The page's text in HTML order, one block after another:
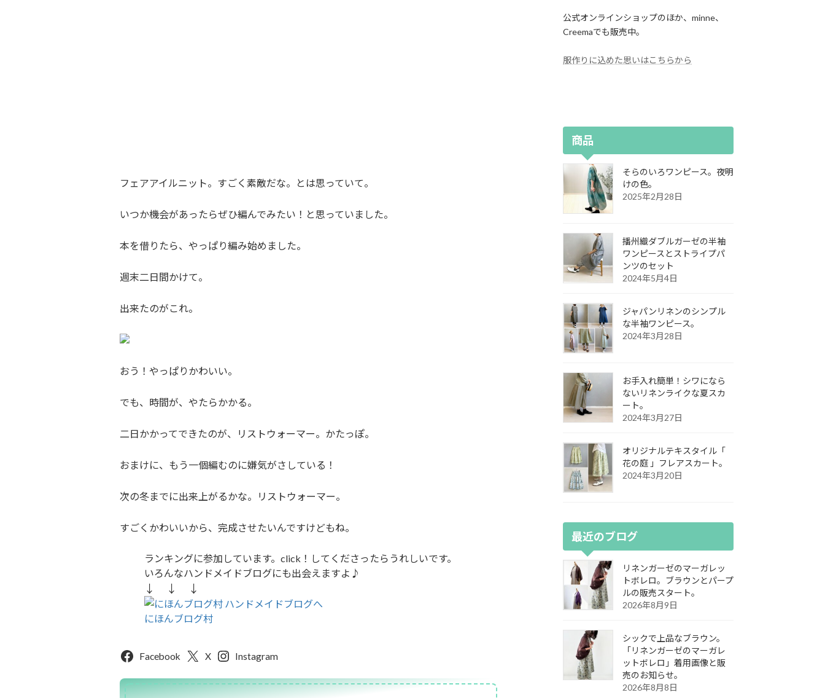
フェアアイルニット。すごく素敵だな。とは思っていて。
いつか機会があったらぜひ編んでみたい！と思っていました。
本を借りたら、やっぱり編み始めました。
週末二日間かけて。
出来たのがこれ。
おう！やっぱりかわいい。
でも、時間が、やたらかかる。
二日かかってできたのが、リストウォーマー。かたっぽ。
おまけに、もう一個編むのに嫌気がさしている！
次の冬までに出来上がるかな。リストウォーマー。
すごくかわいいから、完成させたいんですけどもね。
ランキングに参加しています。click！してくださったらうれしいです。
いろんなハンドメイドブログにも出会えますよ♪
↓ ↓ ↓
にほんブログ村
Facebook X Instagram
公式オンラインショップのほか、minne、
Creemaでも販売中。
服作りに込めた思いはこちらから
商品
そらのいろワンピース。夜明
けの色。
2025年2月28日
播州織ダブルガーゼの半袖
ワンピースとストライプパ
ンツのセット
2024年5月4日
ジャパンリネンのシンプル
な半袖ワンピース。
2024年3月28日
お手入れ簡単！シワになら
ないリネンライクな夏スカ
ート。
2024年3月27日
オリジナルテキスタイル「
花の庭 」フレアスカート。
2024年3月20日
最近のブログ
リネンガーゼのマーガレッ
トボレロ。ブラウンとパープ
ルの販売スタート。
2026年8月9日
シックで上品なブラウン。
「リネンガーゼのマーガレ
ットボレロ」着用画像と販
売のお知らせ。
2026年8月8日